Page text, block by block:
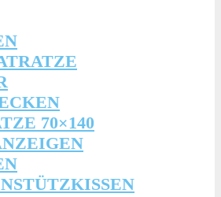
70×140